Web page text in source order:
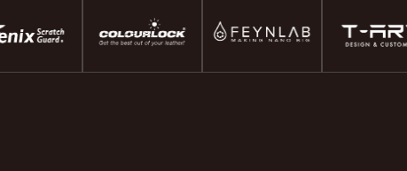
く走れます。水弾きを楽し
濡らしたタオルを絞らず